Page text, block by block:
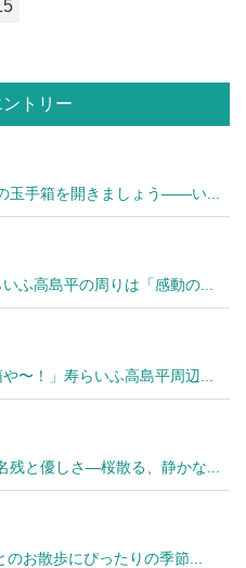
トリー
玉手箱を開きましょう――い...
ふ高島平の周りは「感動の...
〜！」寿らいふ高島平周辺...
残と優しさ—桜散る、静かな...
お散歩にぴったりの季節...